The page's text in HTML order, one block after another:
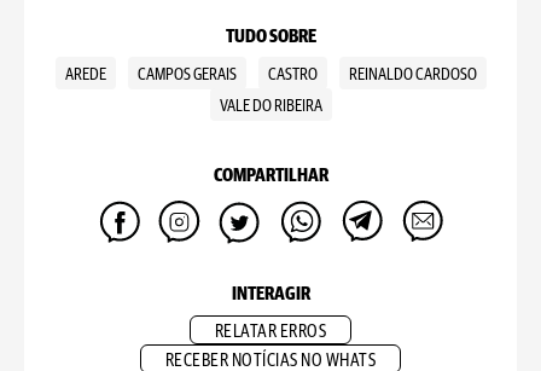
TUDO SOBRE
AREDE CAMPOS GERAIS CASTRO
REINALDO CARDOSO
VALE DO RIBEIRA
COMPARTILHAR
INTERAGIR
RELATAR ERROS
RECEBER NOTÍCIAS NO WHATS